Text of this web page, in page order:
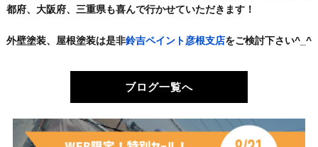
都府、大阪府、三重県も喜んで行かせていただきます！
外壁塗装、屋根塗装は是非鈴吉ペイント彦根支店をご検討下さい^_^
ブログ一覧へ